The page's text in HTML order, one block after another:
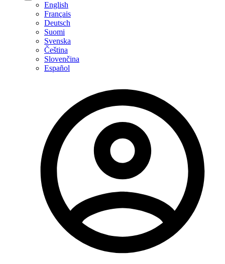
English
Français
Deutsch
Suomi
Svenska
Čeština
Slovenčina
Español